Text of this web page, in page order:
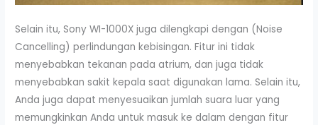
Selain itu, Sony WI-1000X juga dilengkapi dengan (Noise
Cancelling) perlindungan kebisingan. Fitur ini tidak
menyebabkan tekanan pada atrium, dan juga tidak
menyebabkan sakit kepala saat digunakan lama. Selain itu,
Anda juga dapat menyesuaikan jumlah suara luar yang
memungkinkan Anda untuk masuk ke dalam dengan fitur